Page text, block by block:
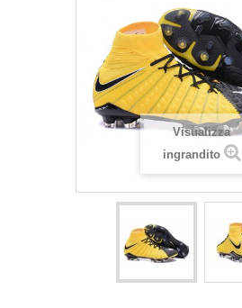
Visualizza
ingrandito